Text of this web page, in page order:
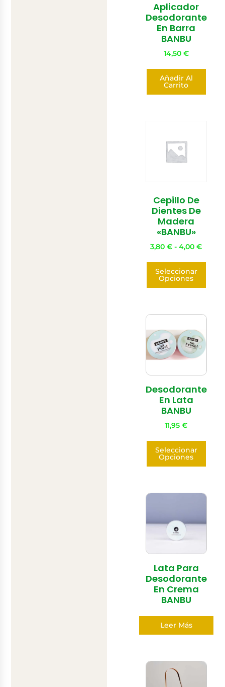
Aplicador
Desodorante
En Barra
BANBU
14,50 €
Añadir Al
Carrito
Cepillo De
Dientes De
Madera
«BANBU»
3,80€ - 4,00€
Seleccionar
Opciones
Desodorante
En Lata
BANBU
11,95€
Seleccionar
Opciones
Lata Para
Desodorante
En Crema
BANBU
Leer Más